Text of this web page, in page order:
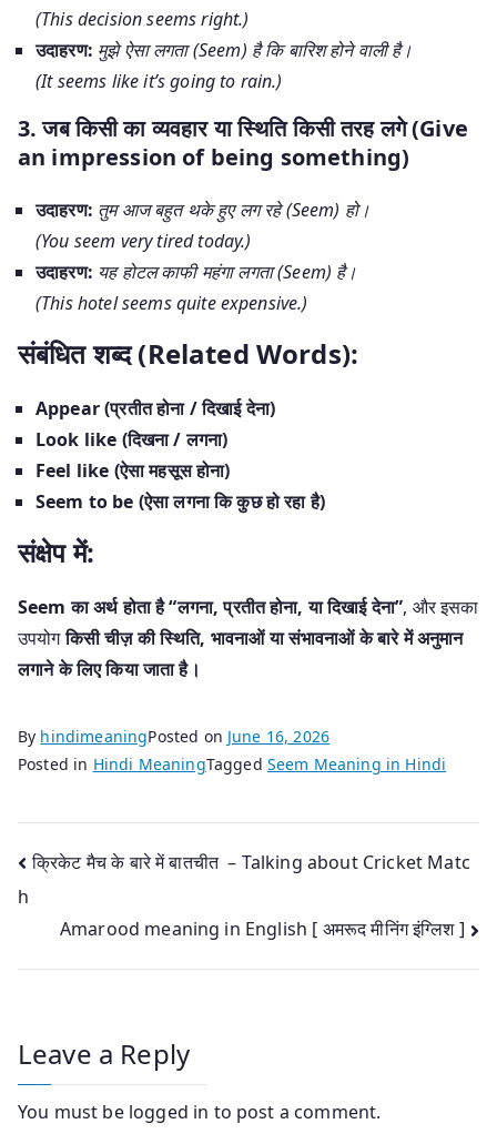
(This decision seems right.)
उदाहरण: मुझे ऐसा लगता (Seem) है कि बारिश होने वाली है।
(It seems like it’s going to rain.)
3. जब किसी का व्यवहार या स्थिति किसी तरह लगे (Give
an impression of being something)
उदाहरण: तुम आज बहुत थके हुए लग रहे (Seem) हो।
(You seem very tired today.)
उदाहरण: यह होटल काफी महंगा लगता (Seem) है।
(This hotel seems quite expensive.)
संबंधित शब्द (Related Words):
Appear (प्रतीत होना / दिखाई देना)
Look like (दिखना / लगना)
Feel like (ऐसा महसूस होना)
Seem to be (ऐसा लगना कि कुछ हो रहा है)
संक्षेप में:
Seem का अर्थ होता है “लगना, प्रतीत होना, या दिखाई देना”, और इसका
उपयोगकिसी चीज़ की स्थिति, भावनाओं या संभावनाओं के बारे में अनुमान
लगाने के लिए किया जाता है।
By hindimeaningPosted on June 16, 2026
Posted in Hindi MeaningTagged Seem Meaning in Hindi
Post
navigation
क्रिकेट मैच के बारे में बातचीत – Talking about Cricket Matc
h
Amarood meaning in English [ अमरूद मीनिंग इंग्लिश ]
Leave a Reply
You must be logged in to post a comment.